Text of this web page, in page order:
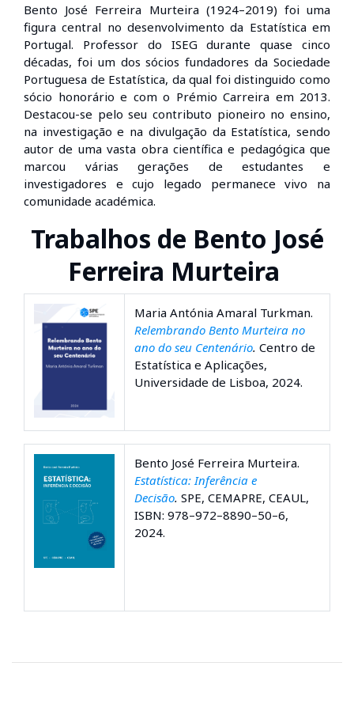
Bento José Ferreira Murteira (1924–2019) foi uma
figura central no desenvolvimento da Estatística em
Portugal. Professor do ISEG durante quase cinco
décadas, foi um dos sócios fundadores da Sociedade
Portuguesa de Estatística, da qual foi distinguido como
sócio honorário e com o Prémio Carreira em 2013.
Destacou-se pelo seu contributo pioneiro no ensino,
na investigação e na divulgação da Estatística, sendo
autor de uma vasta obra científica e pedagógica que
marcou várias gerações de estudantes e
investigadores e cujo legado permanece vivo na
comunidade académica.
Trabalhos de Bento José
Ferreira Murteira
Maria Antónia Amaral Turkman.
Relembrando Bento Murteira no
ano do seu Centenário. Centro de
Estatística e Aplicações,
Universidade de Lisboa, 2024.
Bento José Ferreira Murteira.
Estatística: Inferência e
Decisão. SPE, CEMAPRE, CEAUL,
ISBN: 978–972–8890–50–6,
2024.